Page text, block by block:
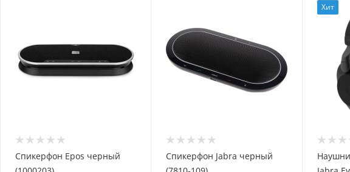
Спикерфон Epos черный
Спикерфон Jabra черный
Хит